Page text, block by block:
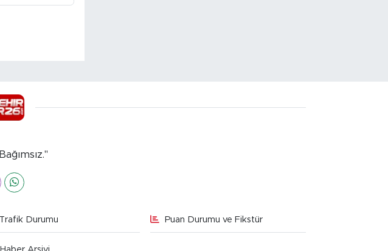
Trafik Durumu Puan Durumu ve Fikstür
Haber Arşivi